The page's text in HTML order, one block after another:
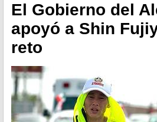
El Gobierno del
apoyó a Shin
reto